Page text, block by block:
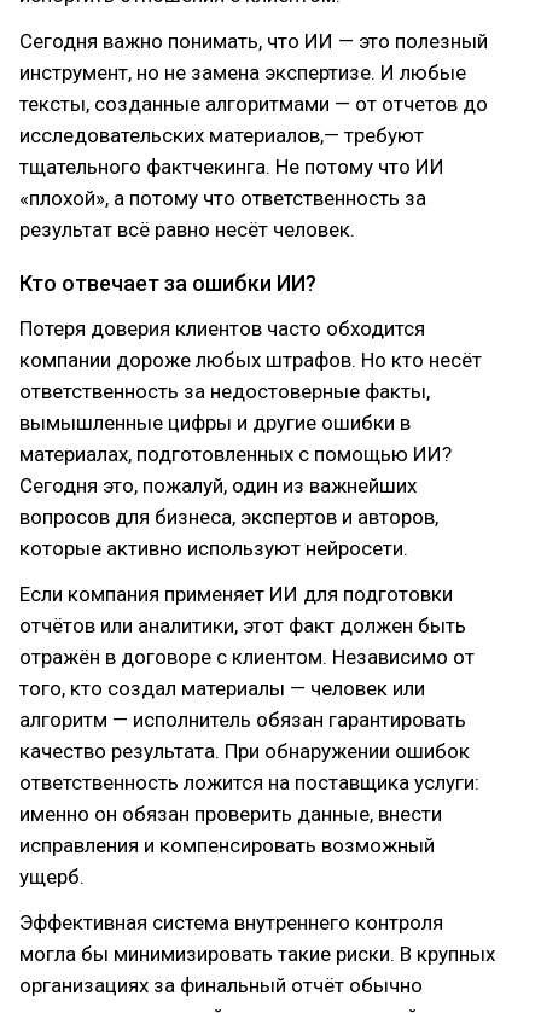
Сегодня важно понимать, что ИИ — это полезный
инструмент, но не замена экспертизе. И любые
тексты, созданные алгоритмами — от отчетов до
исследовательских материалов,— требуют
тщательного фактчекинга. Не потому что ИИ
«плохой», а потому что ответственность за
результат всё равно несёт человек.
Кто отвечает за ошибки ИИ?
Потеря доверия клиентов часто обходится
компании дороже любых штрафов. Но кто несёт
ответственность за недостоверные факты,
вымышленные цифры и другие ошибки в
материалах, подготовленных с помощью ИИ?
Сегодня это, пожалуй, один из важнейших
вопросов для бизнеса, экспертов и авторов,
которые активно используют нейросети.
Если компания применяет ИИ для подготовки
отчётов или аналитики, этот факт должен быть
отражён в договоре с клиентом. Независимо от
того, кто создал материалы — человек или
алгоритм — исполнитель обязан гарантировать
качество результата. При обнаружении ошибок
ответственность ложится на поставщика услуги:
именно он обязан проверить данные, внести
исправления и компенсировать возможный
ущерб.
Эффективная система внутреннего контроля
могла бы минимизировать такие риски. В крупных
организациях за финальный отчёт обычно